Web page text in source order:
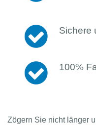
Sichere
100%
Zögern Sie nicht länger